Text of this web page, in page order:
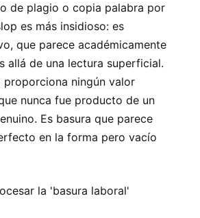
de plagio o copia palabra por
es más insidioso: es
que parece académicamente
allá de una lectura superficial.
proporciona ningún valor
nunca fue producto de un
Es basura que parece
en la forma pero vacío
la 'basura laboral'